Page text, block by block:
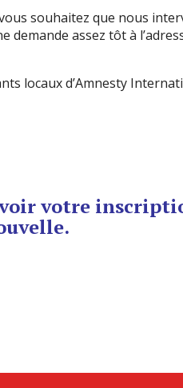
souhaitez que nous
demande assez tôt à
locaux d’Amnesty
votre